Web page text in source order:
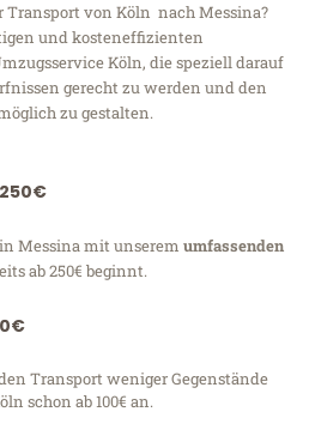
Transport von Köln nach Messina?
und kosteneffizienten
Köln, die speziell darauf
gerecht zu werden und den
zu gestalten.
Messina mit unserem umfassenden
ab 250€ beginnt.
Transport weniger Gegenstände
schon ab 100€ an.